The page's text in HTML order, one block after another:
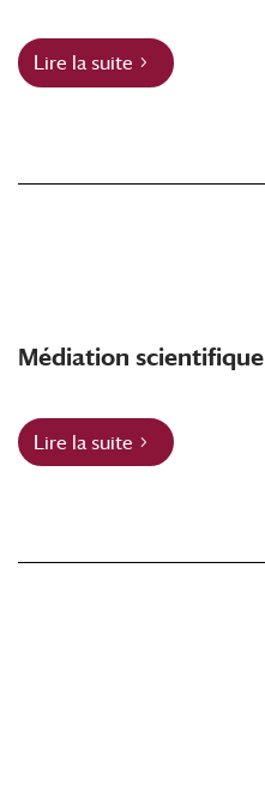
Lire la suite
Médiation scientifique
Lire la suite